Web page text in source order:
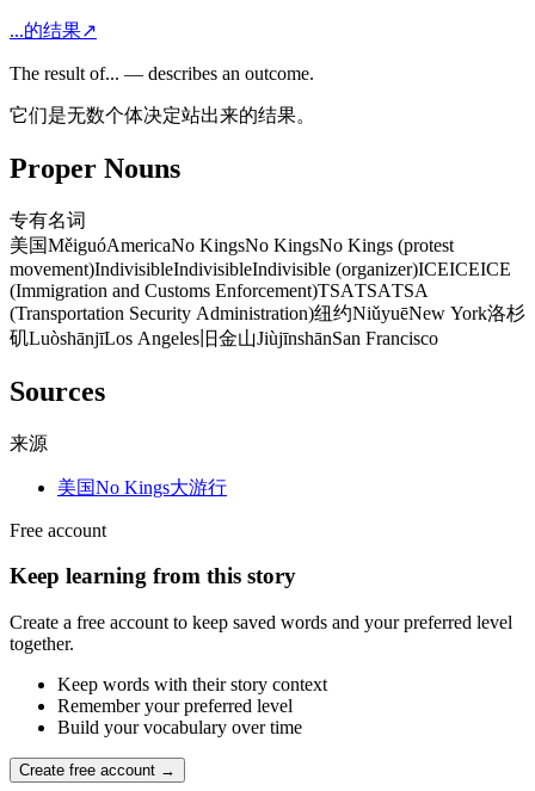
...的结果↗
The result of... — describes an outcome.
它们是无数个体决定站出来的结果。
Proper Nouns
专有名词
美国MěiguóAmericaNo KingsNo KingsNo Kings (protest
movement)IndivisibleIndivisibleIndivisible (organizer)ICEICEICE
(Immigration and Customs Enforcement)TSATSATSA
(Transportation Security Administration)纽约NiǔyuēNew York洛杉
矶LuòshānjīLos Angeles 旧金山JiùjīnshānSan Francisco
Sources
来源
美国No Kings大游行
Free account
Keep learning from this story
Create a free account to keep saved words and your preferred level
together.
Keep words with their story context
Remember your preferred level
Build your vocabulary over time
Create free account →